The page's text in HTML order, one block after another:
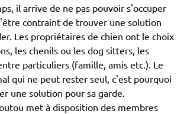
il arrive de ne pas pouvoir s'occuper
contraint de trouver une solution
Les propriétaires de chien ont le choix
les chenils ou les dog sitters, les
particuliers (famille, amis etc.). Le
qui ne peut rester seul, c'est pourquoi
une solution pour sa garde.
met à disposition des membres